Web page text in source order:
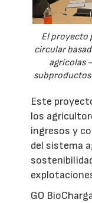
El proyecto
circular
agrícolas
Este
los
ingresos y
del sistema
GO